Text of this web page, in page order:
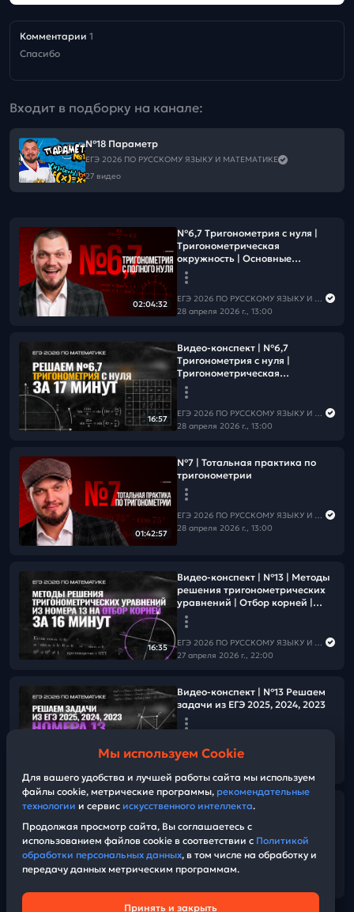
Комментарии 1
Спасибо
Входит в подборку на канале:
№18 Параметр
ЕГЭ 2026 ПО РУССКОМУ ЯЗЫКУ И МАТЕМАТИКЕ
27 видео
02:04:32
№6,7 Тригонометрия с нуля |
Тригонометрическая
окружность | Основные
формулы
ЕГЭ 2026 ПО РУССКОМУ ЯЗЫКУ И МАТЕМАТИКЕ
28 апреля 2026 г., 13:00
16:57
Видео-конспект | №6,7
Тригонометрия с нуля |
Тригонометрическая
окружность | Основные
формулы
ЕГЭ 2026 ПО РУССКОМУ ЯЗЫКУ И МАТЕМАТИКЕ
28 апреля 2026 г., 13:00
01:42:57
№7 | Тотальная практика по
тригонометрии
ЕГЭ 2026 ПО РУССКОМУ ЯЗЫКУ И МАТЕМАТИКЕ
28 апреля 2026 г., 13:00
16:35
Видео-конспект | №13 | Методы
решения тригонометрических
уравнений | Отбор корней |
Часть 2
ЕГЭ 2026 ПО РУССКОМУ ЯЗЫКУ И МАТЕМАТИКЕ
27 апреля 2026 г., 22:00
Видео-конспект | №13 Решаем
задачи из ЕГЭ 2025, 2024, 2023
27 апреля 2026 г., 22:00
14:38
Видео-конспект | №6,13
показательные уравнения
Мы используем Cookie
Для вашего удобства и лучшей работы сайта мы используем
файлы cookie, метрические программы, рекомендательные
технологии и сервис искусственного интеллекта.
Продолжая просмотр сайта, Вы соглашаетесь с
использованием файлов cookie в соответствии с Политикой
обработки персональных данных, в том числе на обработку и
передачу данных метрическим программам.
Принять и закрыть